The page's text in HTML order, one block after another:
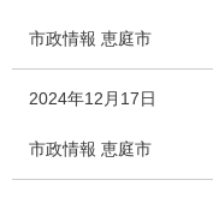
市政情報 恵庭市
2024年12月17日
市政情報 恵庭市